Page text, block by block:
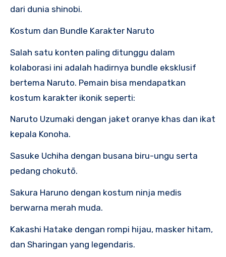
dari dunia shinobi.
Kostum dan Bundle Karakter Naruto
Salah satu konten paling ditunggu dalam
kolaborasi ini adalah hadirnya bundle eksklusif
bertema Naruto. Pemain bisa mendapatkan
kostum karakter ikonik seperti:
Naruto Uzumaki dengan jaket oranye khas dan ikat
kepala Konoha.
Sasuke Uchiha dengan busana biru-ungu serta
pedang chokutō.
Sakura Haruno dengan kostum ninja medis
berwarna merah muda.
Kakashi Hatake dengan rompi hijau, masker hitam,
dan Sharingan yang legendaris.